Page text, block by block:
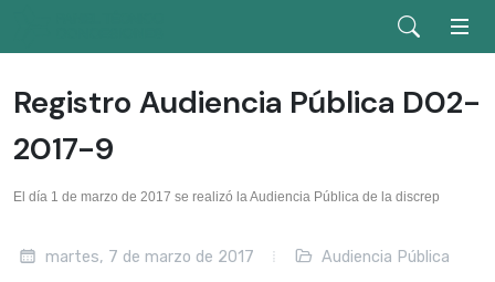
Registro Audiencia Pública D02-
2017-9
El día 1 de marzo de 2017 se realizó la Audiencia Pública de la discrep
martes, 7 de marzo de 2017 Audiencia Pública